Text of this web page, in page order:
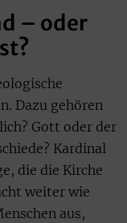
– oder
Dazu gehören
Gott oder der
Kardinal
die die Kirche
weiter wie
aus,